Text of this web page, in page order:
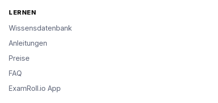
LERNEN
Wissensdatenbank
Anleitungen
Preise
FAQ
ExamRoll.io App